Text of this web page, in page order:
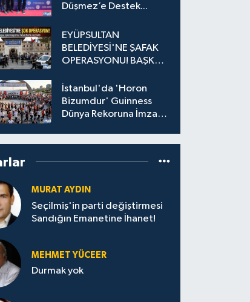
Düşmez’e Destek...
EYÜPSULTAN
BELEDİYESİ'NE ŞAFAK
OPERASYONU! BAŞKAN
KALEM MÜDÜRÜ
GÖZALTINDA
İstanbul'da 'Horon
Bizumdur' Guinness
Dünya Rekoruna İmza
MURAT AYDIN
Seçilmiş'in parti değiştirmesi
Sandığın Emanetine İhanet!
MEHMET YÜCEER
Durmak yok